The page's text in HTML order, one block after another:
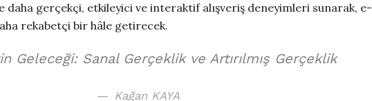
daha gerçekçi, etkileyici ve interaktif alışveriş deneyimleri sunarak, e-
rekabetçi bir hâle getirecek.
Geleceği: Sanal Gerçeklik ve Artırılmış Gerçeklik
Kağan KAYA